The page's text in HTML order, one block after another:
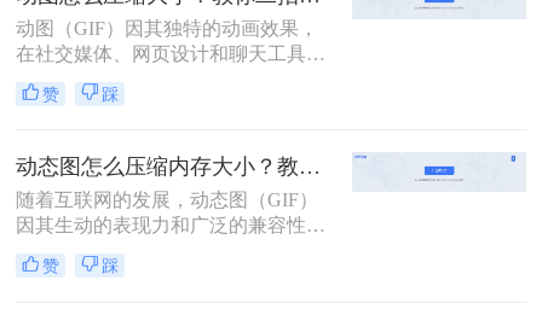
的情况下减小文件大小。
动图（GIF）因其独特的动画效果，
在社交媒体、网页设计和聊天工具中
广泛应用。然而，动图文件往往较
大，影响加载速度和用户体验。那么
种压缩动图大小的方法，帮助用户轻
松优化动图文件。
赞 踩
动态图怎么压缩内存大小？教你两种实用的方法！
随着互联网的发展，动态图（GIF）
因其生动的表现力和广泛的兼容性而
受到越来越多用户的喜爱。然而，较
大的文件体积不仅增加了存储成本，
赞 踩